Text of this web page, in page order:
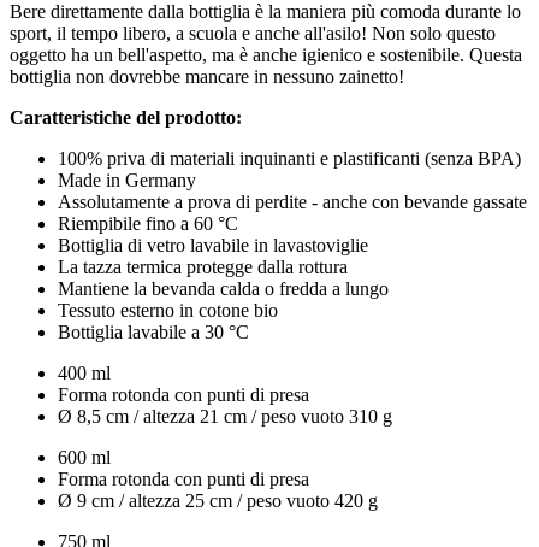
Bere direttamente dalla bottiglia è la maniera più comoda durante lo
sport, il tempo libero, a scuola e anche all'asilo! Non solo questo
oggetto ha un bell'aspetto, ma è anche igienico e sostenibile. Questa
bottiglia non dovrebbe mancare in nessuno zainetto!
Caratteristiche del prodotto:
100% priva di materiali inquinanti e plastificanti (senza BPA)
Made in Germany
Assolutamente a prova di perdite - anche con bevande gassate
Riempibile fino a 60 °C
Bottiglia di vetro lavabile in lavastoviglie
La tazza termica protegge dalla rottura
Mantiene la bevanda calda o fredda a lungo
Tessuto esterno in cotone bio
Bottiglia lavabile a 30 °C
400 ml
Forma rotonda con punti di presa
Ø 8,5 cm / altezza 21 cm / peso vuoto 310 g
600 ml
Forma rotonda con punti di presa
Ø 9 cm / altezza 25 cm / peso vuoto 420 g
750 ml